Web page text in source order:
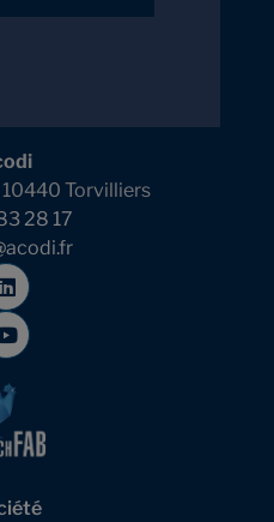
10440 Torvilliers
28 17